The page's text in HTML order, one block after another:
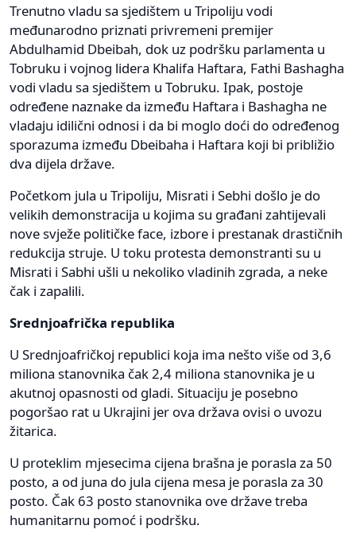
Trenutno vladu sa sjedištem u Tripoliju vodi
međunarodno priznati privremeni premijer
Abdulhamid Dbeibah, dok uz podršku parlamenta u
Tobruku i vojnog lidera Khalifa Haftara, Fathi Bashagha
vodi vladu sa sjedištem u Tobruku. Ipak, postoje
određene naznake da između Haftara i Bashagha ne
vladaju idilični odnosi i da bi moglo doći do određenog
sporazuma između Dbeibaha i Haftara koji bi približio
dva dijela države.
Početkom jula u Tripoliju, Misrati i Sebhi došlo je do
velikih demonstracija u kojima su građani zahtijevali
nove svježe političke face, izbore i prestanak drastičnih
redukcija struje. U toku protesta demonstranti su u
Misrati i Sabhi ušli u nekoliko vladinih zgrada, a neke
čak i zapalili.
Srednjoafrička republika
U Srednjoafričkoj republici koja ima nešto više od 3,6
miliona stanovnika čak 2,4 miliona stanovnika je u
akutnoj opasnosti od gladi. Situaciju je posebno
pogoršao rat u Ukrajini jer ova država ovisi o uvozu
žitarica.
U proteklim mjesecima cijena brašna je porasla za 50
posto, a od juna do jula cijena mesa je porasla za 30
posto. Čak 63 posto stanovnika ove države treba
humanitarnu pomoć i podršku.